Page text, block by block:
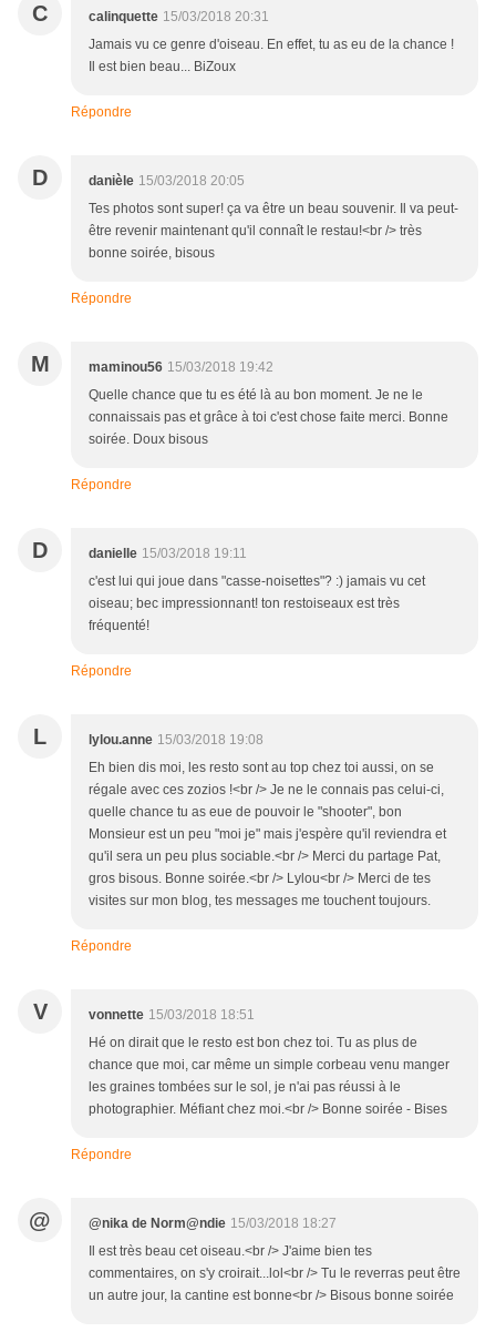
C calinquette 15/03/2018 20:31
Jamais vu ce genre d'oiseau. En effet, tu as eu de la chance !
Il est bien beau... BiZoux
Répondre
D danièle 15/03/2018 20:05
Tes photos sont super! ça va être un beau souvenir. Il va peut-
être revenir maintenant qu'il connaît le restau!<br /> très
bonne soirée, bisous
Répondre
M maminou56 15/03/2018 19:42
Quelle chance que tu es été là au bon moment. Je ne le
connaissais pas et grâce à toi c'est chose faite merci. Bonne
soirée. Doux bisous
Répondre
D danielle 15/03/2018 19:11
c'est lui qui joue dans "casse-noisettes"? :) jamais vu cet
oiseau; bec impressionnant! ton restoiseaux est très
fréquenté!
Répondre
L lylou.anne 15/03/2018 19:08
Eh bien dis moi, les resto sont au top chez toi aussi, on se
régale avec ces zozios !<br /> Je ne le connais pas celui-ci,
quelle chance tu as eue de pouvoir le "shooter", bon
Monsieur est un peu "moi je" mais j'espère qu'il reviendra et
qu'il sera un peu plus sociable.<br /> Merci du partage Pat,
gros bisous. Bonne soirée.<br /> Lylou<br /> Merci de tes
visites sur mon blog, tes messages me touchent toujours.
Répondre
V vonnette 15/03/2018 18:51
Hé on dirait que le resto est bon chez toi. Tu as plus de
chance que moi, car même un simple corbeau venu manger
les graines tombées sur le sol, je n'ai pas réussi à le
photographier. Méfiant chez moi.<br /> Bonne soirée - Bises
Répondre
@ @nika de Norm@ndie 15/03/2018 18:27
Il est très beau cet oiseau.<br /> J'aime bien tes
commentaires, on s'y croirait...lol<br /> Tu le reverras peut être
un autre jour, la cantine est bonne<br /> Bisous bonne soirée